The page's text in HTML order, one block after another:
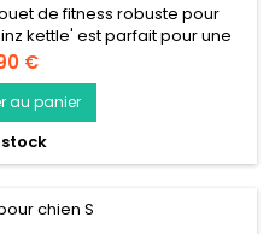
de fitness robuste pour
kettle' est parfait pour une
a l'air de faire du sport, mais
des snacks à l'intérieur de ce
secret ! Le kettlebell est en
une poignée en nylon et...
€
au panier
stock